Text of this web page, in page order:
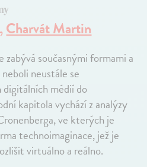
,Charvát Martin
zabývá současnými formami a
neustále se
médií do
kapitola vychází z analýzy
ve kterých je
technoimaginace, jež je
virtuálno a reálno.